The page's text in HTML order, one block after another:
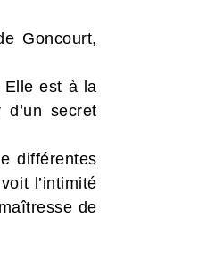
Goncourt,
Elle est à la
secret
différentes
l’intimité
de